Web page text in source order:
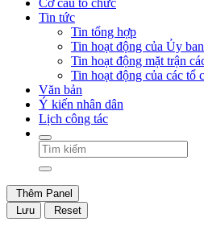
Tin tức
Tin tổng hợp
Tin hoạt động của Ủy
Tin hoạt động mặt trận
Tin hoạt động của các tổ
Văn bản
Ý kiến nhân dân
Lịch công tác
Thêm Panel
Lưu
Reset